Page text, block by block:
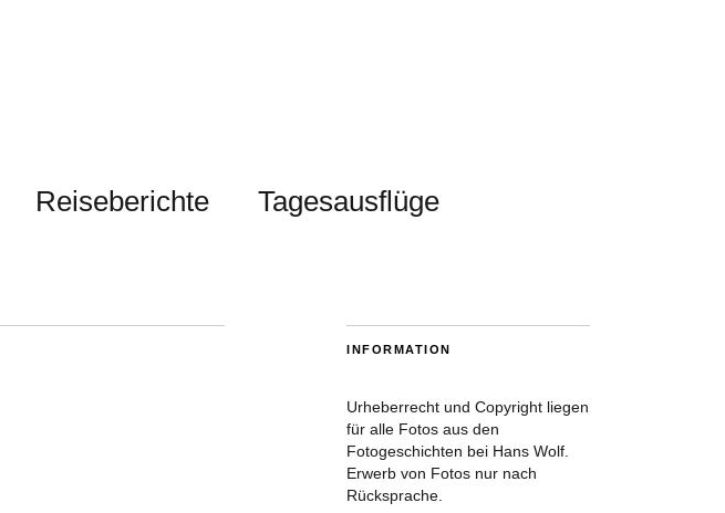
Reiseberichte Tagesausflüge
INFORMATION
Urheberrecht und Copyright liegen
für alle Fotos aus den
Fotogeschichten bei Hans Wolf.
Erwerb von Fotos nur nach
Rücksprache.